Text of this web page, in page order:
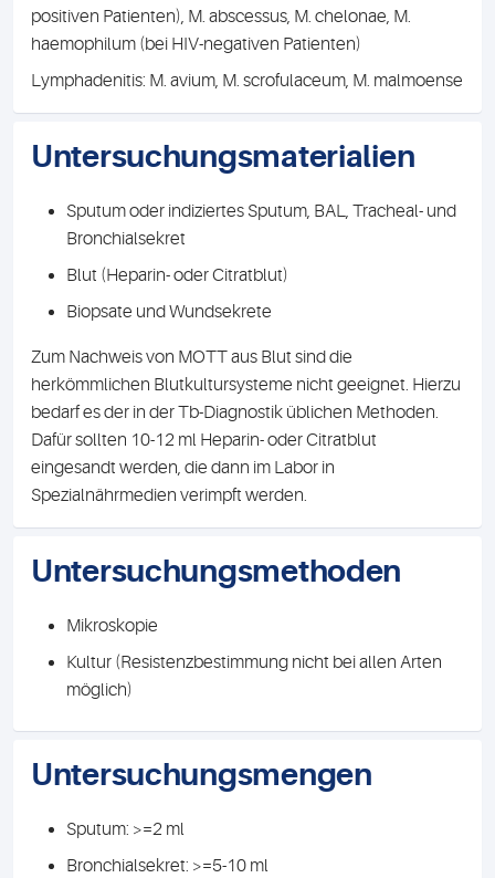
positiven Patienten), M. abscessus, M. chelonae, M.
haemophilum (bei HIV-negativen Patienten)
Lymphadenitis: M. avium, M. scrofulaceum, M. malmoense
Untersuchungsmaterialien
Sputum oder indiziertes Sputum, BAL, Tracheal- und
Bronchialsekret
Blut (Heparin- oder Citratblut)
Biopsate und Wundsekrete
Zum Nachweis von MOTT aus Blut sind die
herkömmlichen Blutkultursysteme nicht geeignet. Hierzu
bedarf es der in der Tb-Diagnostik üblichen Methoden.
Dafür sollten 10-12 ml Heparin- oder Citratblut
eingesandt werden, die dann im Labor in
Spezialnährmedien verimpft werden.
Untersuchungsmethoden
Mikroskopie
Kultur (Resistenzbestimmung nicht bei allen Arten
möglich)
Untersuchungsmengen
Sputum: >=2 ml
Bronchialsekret: >=5-10 ml